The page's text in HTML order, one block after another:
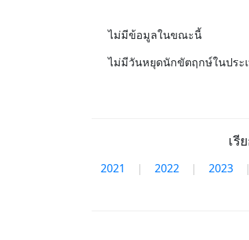
ไม่มีข้อมูลในขณะนี้
ไม่มีวันหยุดนักขัตฤกษ์ในประเ
เรี
2021 | 2022 | 2023 |